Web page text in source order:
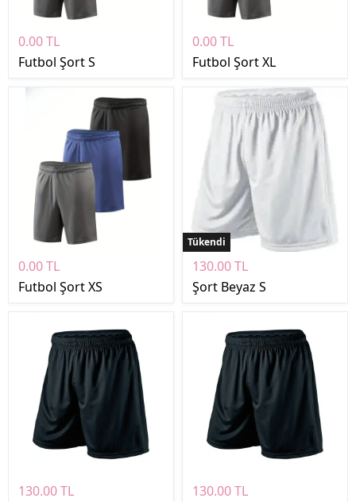
0.00 TL
Futbol Şort S
0.00 TL
Futbol Şort XL
0.00 TL
Futbol Şort XS
Tükendi
130.00 TL
Şort Beyaz S
130.00 TL
130.00 TL